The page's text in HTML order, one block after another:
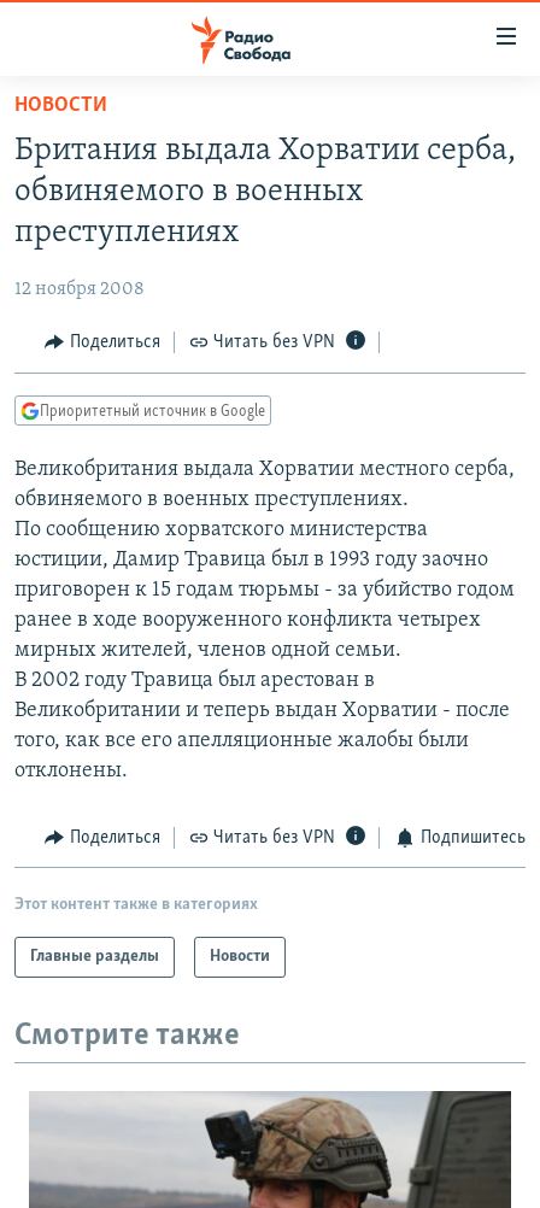
упрощенного
доступа
Вернуться
основному
Вернутся
Вернутся
поиску
ПОДКАСТЫ
МНЕНИЯ
КУЛЬТУРА
КАВКАЗ.РЕАЛИИ
СЕВЕР.РЕАЛИИ
СИБИРЬ.РЕАЛИИ
РАСПИСАНИЕ ВЕЩАНИЯ
ПОДПИШИТЕСЬ НА РАССЫЛКУ
СОЦИАЛЬНЫЕ СЕТИ
Все сайты РСЕ/РС
НОВОСТИ
Британия выдала Хорватии серба,
обвиняемого в военных
преступлениях
12 ноября 2008
Поделиться Читать без VPN
Приоритетный источник в Google
Великобритания выдала Хорватии местного серба,
обвиняемого в военных преступлениях.
По сообщению хорватского министерства
юстиции, Дамир Травица был в 1993 году заочно
приговорен к 15 годам тюрьмы - за убийство годом
ранее в ходе вооруженного конфликта четырех
мирных жителей, членов одной семьи.
В 2002 году Травица был арестован в
Великобритании и теперь выдан Хорватии - после
того, как все его апелляционные жалобы были
отклонены.
Поделиться Читать без VPN Подпишитесь
Этот контент также в категориях
Главные разделы Новости
Смотрите также